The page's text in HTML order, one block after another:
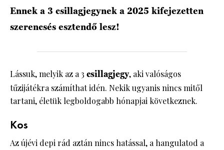
Ennek a 3 csillagjegynek a 2025 kifejezetten
szerencsés esztendő lesz!
Lássuk, melyik az a 3 csillagjegy, aki valóságos
tűzijátékra számíthat idén. Nekik ugyanis nincs mitől
tartani, életük legboldogabb hónapjai következnek.
Kos
Az újévi depi rád aztán nincs hatással, a hangulatod a